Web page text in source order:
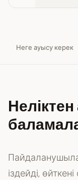
Неге ауысу керек
іздейді,